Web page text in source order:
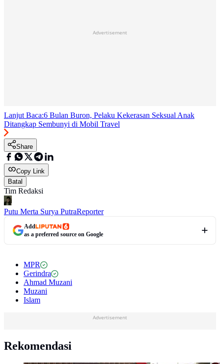
Advertisement
Lanjut Baca:6 Bulan Buron, Pelaku Kekerasan Seksual Anak
Ditangkap Sembunyi di Mobil Travel
Share
Copy Link
Batal
Tim Redaksi
Putu Merta Surya PutraReporter
Add
as a preferred source on Google
MPR
Gerindra
Ahmad Muzani
Muzani
Islam
Advertisement
Rekomendasi